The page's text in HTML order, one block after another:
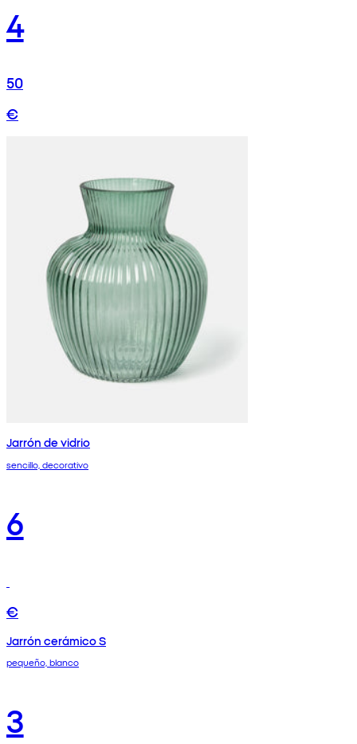
4
50
€
Jarrón de vidrio
sencillo, decorativo
6
€
Jarrón cerámico S
pequeño, blanco
3